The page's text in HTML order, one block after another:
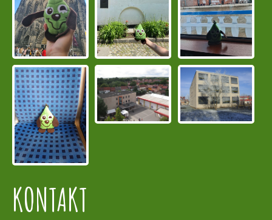
KONTAKT